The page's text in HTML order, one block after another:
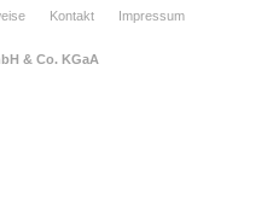
Kontakt Impressum
& Co. KGaA